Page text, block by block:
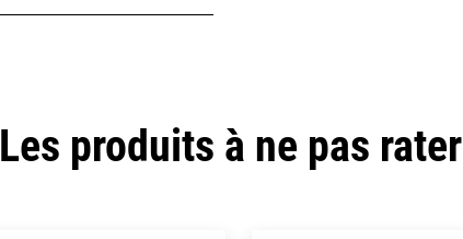
Les produits à ne pas rater